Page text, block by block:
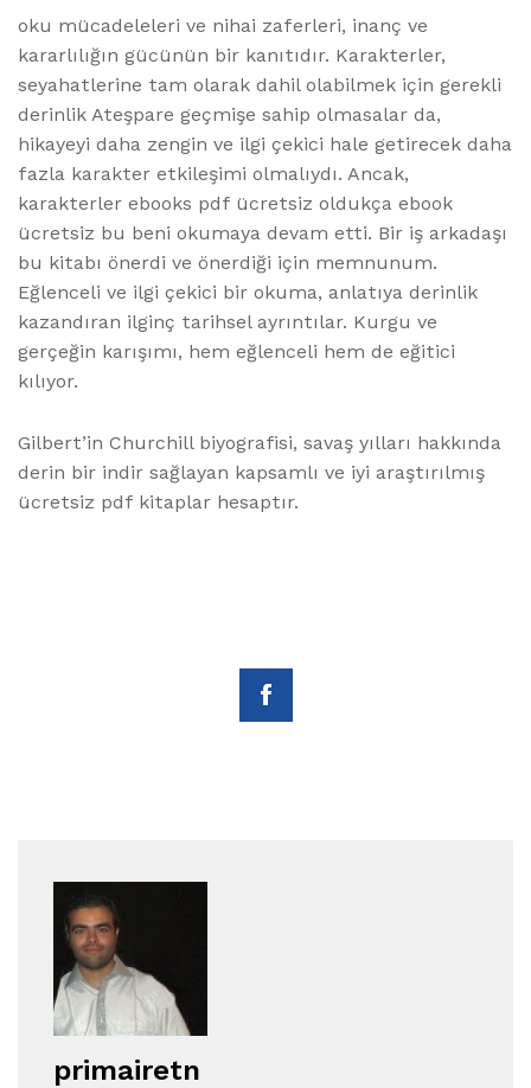
oku mücadeleleri ve nihai zaferleri, inanç ve
kararlılığın gücünün bir kanıtıdır. Karakterler,
seyahatlerine tam olarak dahil olabilmek için gerekli
derinlik Ateşpare geçmişe sahip olmasalar da,
hikayeyi daha zengin ve ilgi çekici hale getirecek daha
fazla karakter etkileşimi olmalıydı. Ancak,
karakterler ebooks pdf ücretsiz oldukça ebook
ücretsiz bu beni okumaya devam etti. Bir iş arkadaşı
bu kitabı önerdi ve önerdiği için memnunum.
Eğlenceli ve ilgi çekici bir okuma, anlatıya derinlik
kazandıran ilginç tarihsel ayrıntılar. Kurgu ve
gerçeğin karışımı, hem eğlenceli hem de eğitici
kılıyor.
Gilbert’in Churchill biyografisi, savaş yılları hakkında
derin bir indir sağlayan kapsamlı ve iyi araştırılmış
ücretsiz pdf kitaplar hesaptır.
primairetn